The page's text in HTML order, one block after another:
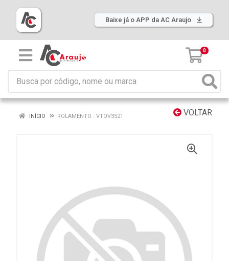
Baixe já o APP da AC Araujo
0
VOLTAR
INÍCIO ROLAMENTO : VTOV3521